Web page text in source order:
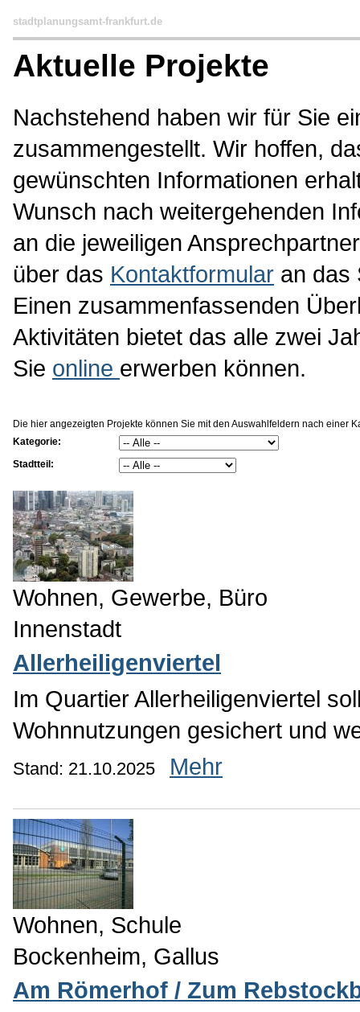
stadtplanungsamt-frankfurt.de
Aktuelle Projekte
Nachstehend haben wir für Sie
zusammengestellt. Wir hoffen,
gewünschten Informationen
Wunsch nach weitergehenden
an die jeweiligen
über das Kontaktformular an das
Einen zusammenfassenden
Aktivitäten bietet das alle zwei
Sie online erwerben können.
Die hier angezeigten Projekte können Sie mit den Auswahlfeldern nach einer
Kategorie:
Stadtteil:
Wohnen, Gewerbe, Büro
Innenstadt
Allerheiligenviertel
Im Quartier Allerheiligenviertel
Wohnnutzungen gesichert und
Stand: 21.10.2025 Mehr
Wohnen, Schule
Bockenheim, Gallus
Am Römerhof / Zum